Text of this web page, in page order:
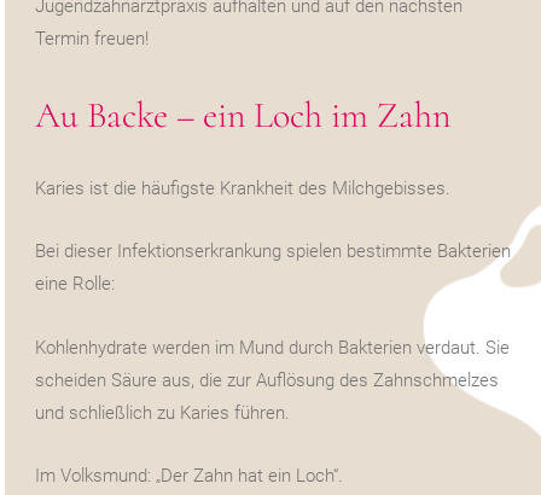
Jugendzahnarztpraxis aufhalten und auf den nächsten
Termin freuen!
Au Backe – ein Loch im Zahn
Karies ist die häufigste Krankheit des Milchgebisses.
Bei dieser Infektionserkrankung spielen bestimmte Bakterien
eine Rolle:
Kohlenhydrate werden im Mund durch Bakterien verdaut. Sie
scheiden Säure aus, die zur Auflösung des Zahnschmelzes
und schließlich zu Karies führen.
Im Volksmund: „Der Zahn hat ein Loch“.